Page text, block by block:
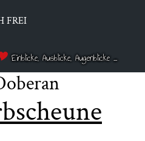
FREI
Einblicke, Ausblicke, Augenblicke ...